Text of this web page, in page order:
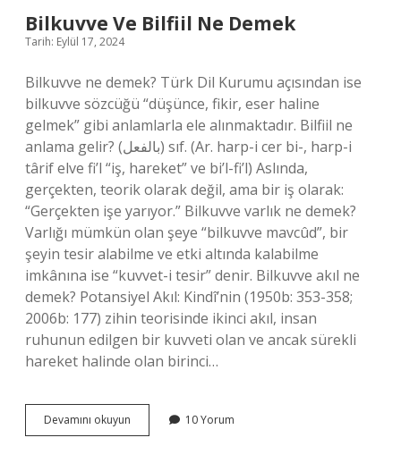
Bilkuvve Ve Bilfiil Ne Demek
Tarih: Eylül 17, 2024
Bilkuvve ne demek? Türk Dil Kurumu açısından ise
bilkuvve sözcüğü “düşünce, fikir, eser haline
gelmek” gibi anlamlarla ele alınmaktadır. Bilfiil ne
anlama gelir? (ﺑﺎﻟﻔﻌﻞ) sıf. (Ar. harp-i cer bi-, harp-i
târif elve fi’l “iş, hareket” ve bi’l-fi’l) Aslında,
gerçekten, teorik olarak değil, ama bir iş olarak:
“Gerçekten işe yarıyor.” Bilkuvve varlık ne demek?
Varlığı mümkün olan şeye “bilkuvve mavcûd”, bir
şeyin tesir alabilme ve etki altında kalabilme
imkânına ise “kuvvet-i tesir” denir. Bilkuvve akıl ne
demek? Potansiyel Akıl: Kindî’nin (1950b: 353-358;
2006b: 177) zihin teorisinde ikinci akıl, insan
ruhunun edilgen bir kuvveti olan ve ancak sürekli
hareket halinde olan birinci…
Devamını okuyun Bilkuvve
Ve
10 Yorum